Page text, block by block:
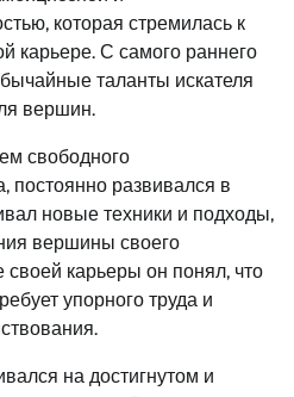
которая стремилась к
карьере. С самого раннего
таланты искателя
вершин.
свободного
постоянно развивался в
новые техники и подходы,
вершины своего
своей карьеры он понял, что
упорного труда и
на достигнутом и